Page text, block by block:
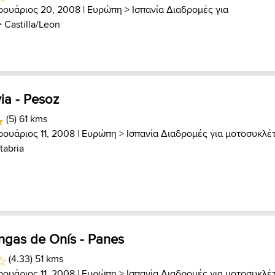
20, 2008 | Ευρώπη > Ισπανία Διαδρομές για
Castilla/Leon
- Pesoz
(5) 61 kms
11, 2008 | Ευρώπη > Ισπανία Διαδρομές για
de Onís - Panes
(4.33) 51 kms